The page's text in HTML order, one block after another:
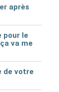
après
pour le
va me
de votre